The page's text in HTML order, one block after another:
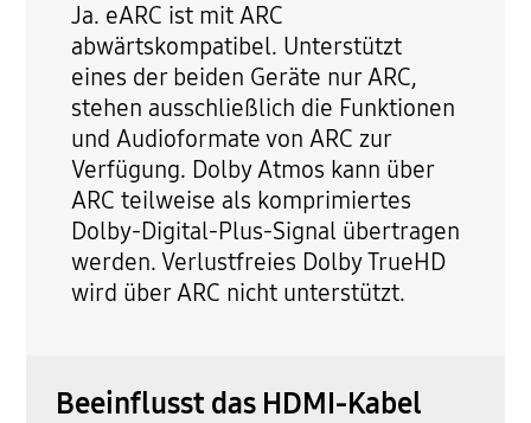
Ja. eARC ist mit ARC
abwärtskompatibel. Unterstützt
eines der beiden Geräte nur ARC,
stehen ausschließlich die Funktionen
und Audioformate von ARC zur
Verfügung. Dolby Atmos kann über
ARC teilweise als komprimiertes
Dolby-Digital-Plus-Signal übertragen
werden. Verlustfreies Dolby TrueHD
wird über ARC nicht unterstützt.
Beeinflusst das HDMI-Kabel